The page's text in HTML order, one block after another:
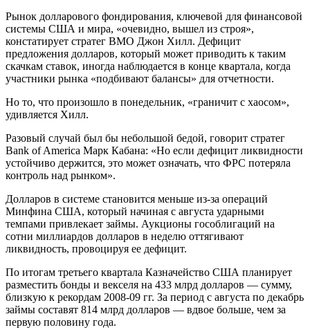
Рынок долларового фондирования, ключевой для финансовой
системы США и мира, «очевидно, вышел из строя»,
констатирует стратег BMO Джон Хилл. Дефицит
предложения долларов, который может приводить к таким
скачкам ставок, иногда наблюдается в конце квартала, когда
участники рынка «подбивают балансы» для отчетности.
Но то, что произошло в понедельник, «граничит с хаосом»,
удивляется Хилл.
Разовый случай был бы небольшой бедой, говорит стратег
Bank of America Марк Кабана: «Но если дефицит ликвидности
устойчиво держится, это может означать, что ФРС потеряла
контроль над рынком».
Долларов в системе становится меньше из-за операций
Минфина США, который начиная с августа ударными
темпами привлекает займы. Аукционы гособлигаций на
cотни миллиардов долларов в неделю оттягивают
ликвидность, провоцируя ее дефицит.
По итогам третьего квартала Казначейство США планирует
разместить бонды и векселя на 433 млрд долларов — сумму,
близкую к рекордам 2008-09 гг. За период с августа по декабрь
займы составят 814 млрд долларов — вдвое больше, чем за
первую половину года.